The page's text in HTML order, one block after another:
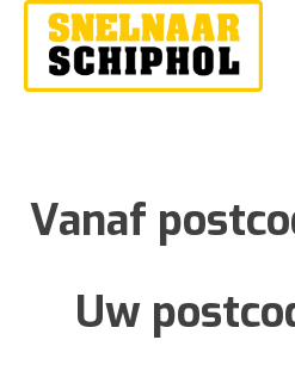
Vanaf
Uw